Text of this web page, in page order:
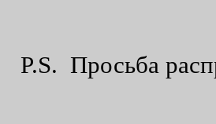
P.S. Просьба